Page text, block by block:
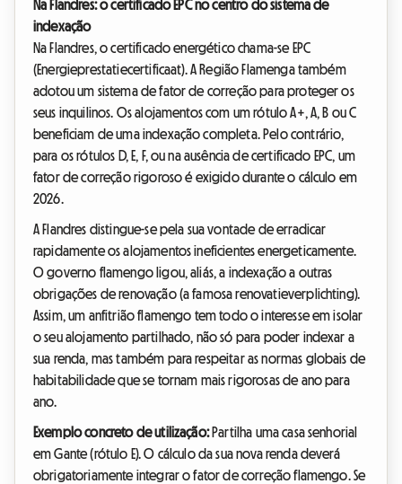
Na Flandres: o certificado EPC no centro do sistema de
indexação
Na Flandres, o certificado energético chama-se EPC
(Energieprestatiecertificaat). A Região Flamenga também
adotou um sistema de fator de correção para proteger os
seus inquilinos. Os alojamentos com um rótulo A+, A, B ou C
beneficiam de uma indexação completa. Pelo contrário,
para os rótulos D, E, F, ou na ausência de certificado EPC, um
fator de correção rigoroso é exigido durante o cálculo em
2026.
A Flandres distingue-se pela sua vontade de erradicar
rapidamente os alojamentos ineficientes energeticamente.
O governo flamengo ligou, aliás, a indexação a outras
obrigações de renovação (a famosa renovatieverplichting).
Assim, um anfitrião flamengo tem todo o interesse em isolar
o seu alojamento partilhado, não só para poder indexar a
sua renda, mas também para respeitar as normas globais de
habitabilidade que se tornam mais rigorosas de ano para
ano.
Exemplo concreto de utilização:Partilha uma casa senhorial
em Gante (rótulo E). O cálculo da sua nova renda deverá
obrigatoriamente integrar o fator de correção flamengo. Se